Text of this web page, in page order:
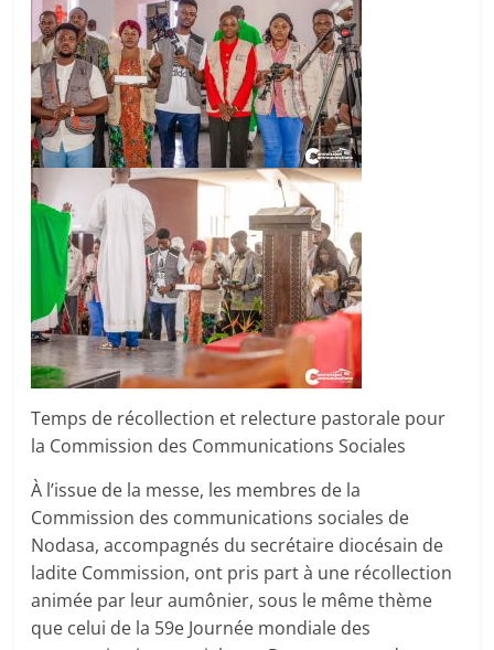
Temps de récollection et relecture pastorale pour
la Commission des Communications Sociales
À l’issue de la messe, les membres de la
Commission des communications sociales de
Nodasa, accompagnés du secrétaire diocésain de
ladite Commission, ont pris part à une récollection
animée par leur aumônier, sous le même thème
que celui de la 59e Journée mondiale des